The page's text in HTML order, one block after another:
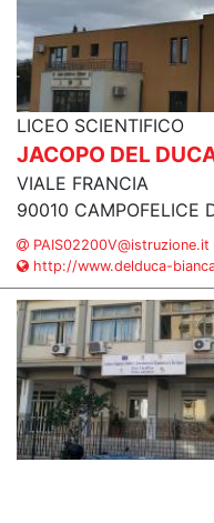
LICEO SCIENTIFICO
JACOPO DEL
VIALE FRANCIA
90010 CAMPOFELICE
PAIS02200V@istruzione.it
http://www.delduca-